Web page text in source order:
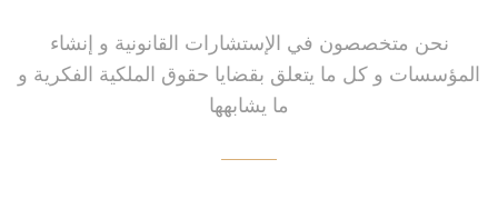
نحن متخصصون في الإستشارات القانونية و إنشاء
المؤسسات و كل ما يتعلق بقضايا حقوق الملكية الفكرية و
ما يشابهها